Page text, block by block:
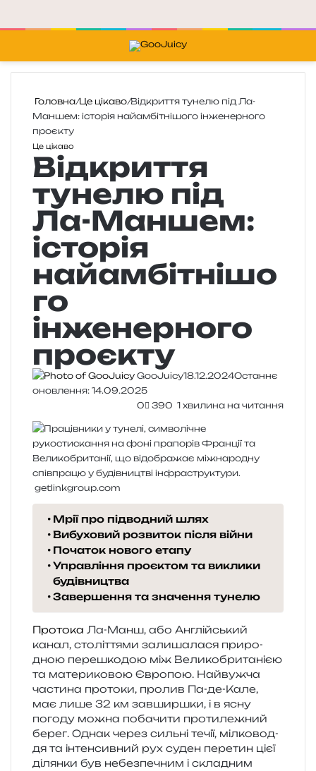
Головна/Це цікаво/Відкриття тунелю під Ла-
Маншем: історія найамбітнішого інженерного
проєкту
Це цікаво
Відкриття
тунелю під
Ла-Маншем:
історія
найамбітнішо
го
інженерного
проєкту
GooJuicy18.12.2024Останнє
оновлення: 14.09.2025
0
390 1 хвилина на читання
getlinkgroup.com
Мрії про підводний шлях
Вибуховий розвиток після війни
Початок нового етапу
Управління проєктом та виклики
будівництва
Завершення та значення тунелю
Протока Ла-Манш, або Англійський
канал, сто­лі­т­тя­ми зали­ша­ла­ся при­ро­
дною пере­шко­дою між Великобританією
та мате­ри­ко­вою Європою. Найвужча
части­на про­то­ки, про­лив Па-де-Кале,
має лише 32 км зав­шир­шки, і в ясну
пого­ду можна поба­чи­ти про­ти­ле­жний
берег. Однак через силь­ні течії, міл­ко­во­д­
дя та інтен­сив­ний рух суден пере­тин цієї
ділян­ки був небез­пе­чним і скла­дним